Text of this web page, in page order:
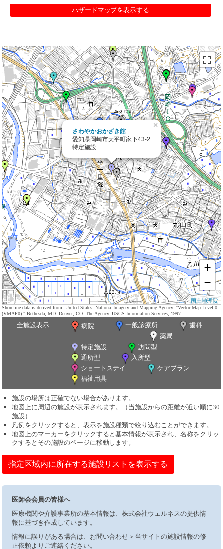
ハザードマップを表示する
さわやかおかざき館
愛知県岡崎市大平町家下43-2
特定施設
×
+
−
国土地理院
Shoreline data is derived from: United States. National Imagery and Mapping Agency. "Vector Map Level 0
(VMAP0)." Bethesda, MD: Denver, CO: The Agency; USGS Information Services, 1997.
全施設表示 病院 一般診療所
歯科
薬局
特定施設
訪問型
通所型
入所型
ショートステイ
ケアプラン
福祉用具
施設の場所は正確でない場合があります。
地図上に周辺の施設が表示されます。（当施設からの距離が近い順に30
施設）
凡例をクリックすると、表示を施設種類で絞り込むことができます。
地図上のマーカーをクリックすると基本情報が表示され、名称をクリッ
クするとその施設のページに移動します。
指定区域内に所在する施設リストを表示する
医師会会員の皆様へ
医療機関や介護事業所の基本情報は、株式会社ウェルネスの提供情
報に基づき作成しています。
情報に誤りがある場合は、お問い合わせ＞当サイトの施設情報の修
正依頼よりご連絡ください。